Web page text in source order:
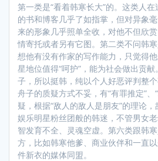
第一类是“看着韩寒长大”的。这类人
的书和博客几乎了如指掌，但对异象
来的形象几乎照单全收，对他不但欣
情寄托或者另有它图。第二类不问韩
想他有没有作家的写作能力，只觉得
星地位值得“呵护”，能为社会做出贡
子，所以挺韩，纯以个人好恶评判整
舟子的质疑方式不妥，有“有罪推定”、
疑，根据“敌人的敌人是朋友”的理论
娱乐明星粉丝团般的韩迷，不管男女
智发育不全、灵魂空虚。第六类跟韩
方，比如韩寒他爹、商业伙伴和一直
件新衣的媒体同盟。